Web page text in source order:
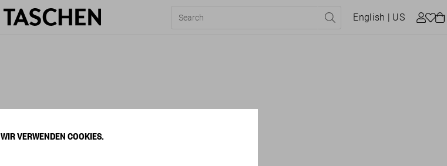
WIR VERWENDEN COOKIES.
English | US